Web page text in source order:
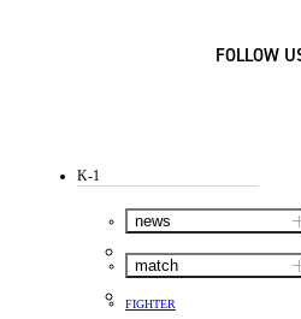
FOLLOW
K-1
news
match
FIGHTER